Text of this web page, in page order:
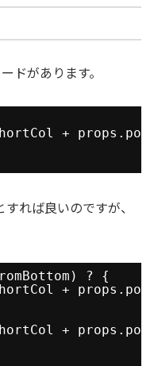
ドがあります。
+
れば良いのですが、
? {
+
+